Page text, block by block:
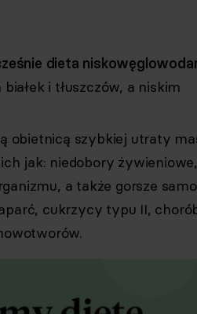
dieta
i tłuszczów, a niskim
obietnicą szybkiej utraty
jak: niedobory żywieniowe,
a także gorsze
cukrzycy typu II,